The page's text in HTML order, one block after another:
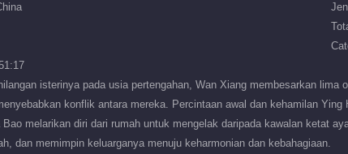
isterinya pada usia pertengahan, Wan Xiang membesarkan
konflik antara mereka. Percintaan awal dan kehamilan
melarikan diri dari rumah untuk mengelak daripada kawalan ketat
dan memimpin keluarganya menuju keharmonian dan kebahagiaan.